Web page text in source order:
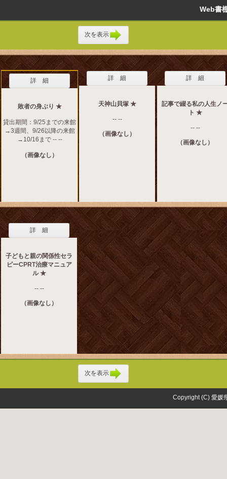
Web
次を表示
詳 細
敗者の身ぶり ★
貸出期間：9/25までの来館
→3週間、9/26以降の来館
→10/16まで -- --
（画像なし）
詳 細
天神山貝塚 ★
-- --
（画像なし）
詳 細
記事で綴る私の人生ノ
ト ★
-- --
（画像なし）
詳 細
子どもと親の関係性セラ
ピーCPRT治療マニュア
ル ★
-- --
（画像なし）
次を表示
Copyright (C) 愛媛